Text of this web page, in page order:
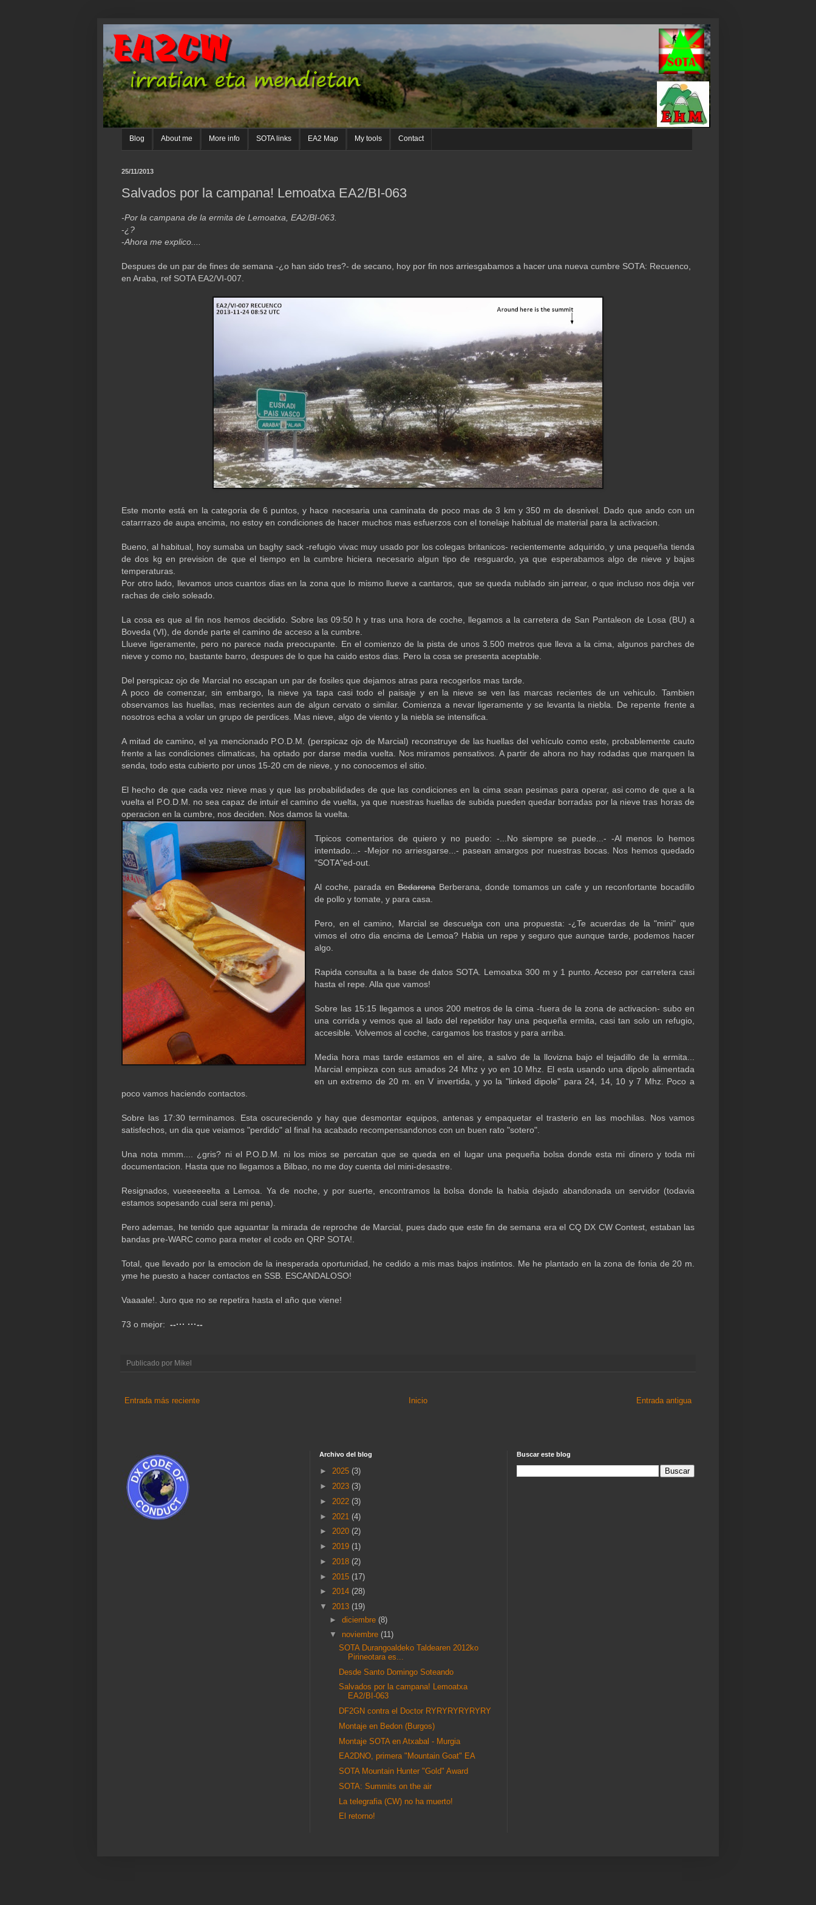
Blog About me More info SOTA links EA2 Map My tools Contact
25/11/2013
Salvados por la campana! Lemoatxa EA2/BI-063
-Por la campana de la ermita de Lemoatxa, EA2/BI-063.
-¿?
-Ahora me explico....
Despues de un par de fines de semana -¿o han sido tres?- de secano, hoy por fin nos arriesgabamos a hacer una nueva cumbre SOTA: Recuenco,
en Araba, ref SOTA EA2/VI-007.
Este monte está en la categoria de 6 puntos, y hace necesaria una caminata de poco mas de 3 km y 350 m de desnivel. Dado que ando con un
catarrrazo de aupa encima, no estoy en condiciones de hacer muchos mas esfuerzos con el tonelaje habitual de material para la activacion.
Bueno, al habitual, hoy sumaba un baghy sack -refugio vivac muy usado por los colegas britanicos- recientemente adquirido, y una pequeña tienda
de dos kg en prevision de que el tiempo en la cumbre hiciera necesario algun tipo de resguardo, ya que esperabamos algo de nieve y bajas
temperaturas.
Por otro lado, llevamos unos cuantos dias en la zona que lo mismo llueve a cantaros, que se queda nublado sin jarrear, o que incluso nos deja ver
rachas de cielo soleado.
La cosa es que al fin nos hemos decidido. Sobre las 09:50 h y tras una hora de coche, llegamos a la carretera de San Pantaleon de Losa (BU) a
Boveda (VI), de donde parte el camino de acceso a la cumbre.
Llueve ligeramente, pero no parece nada preocupante. En el comienzo de la pista de unos 3.500 metros que lleva a la cima, algunos parches de
nieve y como no, bastante barro, despues de lo que ha caido estos dias. Pero la cosa se presenta aceptable.
Del perspicaz ojo de Marcial no escapan un par de fosiles que dejamos atras para recogerlos mas tarde.
A poco de comenzar, sin embargo, la nieve ya tapa casi todo el paisaje y en la nieve se ven las marcas recientes de un vehiculo. Tambien
observamos las huellas, mas recientes aun de algun cervato o similar. Comienza a nevar ligeramente y se levanta la niebla. De repente frente a
nosotros echa a volar un grupo de perdices. Mas nieve, algo de viento y la niebla se intensifica.
A mitad de camino, el ya mencionado P.O.D.M. (perspicaz ojo de Marcial) reconstruye de las huellas del vehículo como este, probablemente cauto
frente a las condiciones climaticas, ha optado por darse media vuelta. Nos miramos pensativos. A partir de ahora no hay rodadas que marquen la
senda, todo esta cubierto por unos 15-20 cm de nieve, y no conocemos el sitio.
El hecho de que cada vez nieve mas y que las probabilidades de que las condiciones en la cima sean pesimas para operar, asi como de que a la
vuelta el P.O.D.M. no sea capaz de intuir el camino de vuelta, ya que nuestras huellas de subida pueden quedar borradas por la nieve tras horas de
operacion en la cumbre, nos deciden. Nos damos la vuelta.
Tipicos comentarios de quiero y no puedo: -...No siempre se puede...- -Al menos lo hemos
intentado...- -Mejor no arriesgarse...- pasean amargos por nuestras bocas. Nos hemos quedado
"SOTA"ed-out.
Al coche, parada enBedaronaBerberana, donde tomamos un cafe y un reconfortante bocadillo
de pollo y tomate, y para casa.
Pero, en el camino, Marcial se descuelga con una propuesta: -¿Te acuerdas de la "mini" que
vimos el otro dia encima de Lemoa? Habia un repe y seguro que aunque tarde, podemos hacer
algo.
Rapida consulta a la base de datos SOTA. Lemoatxa 300 m y 1 punto. Acceso por carretera casi
hasta el repe. Alla que vamos!
Sobre las 15:15 llegamos a unos 200 metros de la cima -fuera de la zona de activacion- subo en
una corrida y vemos que al lado del repetidor hay una pequeña ermita, casi tan solo un refugio,
accesible. Volvemos al coche, cargamos los trastos y para arriba.
Media hora mas tarde estamos en el aire, a salvo de la llovizna bajo el tejadillo de la ermita...
Marcial empieza con sus amados 24 Mhz y yo en 10 Mhz. El esta usando una dipolo alimentada
en un extremo de 20 m. en V invertida, y yo la "linked dipole" para 24, 14, 10 y 7 Mhz. Poco a
poco vamos haciendo contactos.
Sobre las 17:30 terminamos. Esta oscureciendo y hay que desmontar equipos, antenas y empaquetar el trasterio en las mochilas. Nos vamos
satisfechos, un dia que veiamos "perdido" al final ha acabado recompensandonos con un buen rato "sotero".
Una nota mmm.... ¿gris? ni el P.O.D.M. ni los mios se percatan que se queda en el lugar una pequeña bolsa donde esta mi dinero y toda mi
documentacion. Hasta que no llegamos a Bilbao, no me doy cuenta del mini-desastre.
Resignados, vueeeeeelta a Lemoa. Ya de noche, y por suerte, encontramos la bolsa donde la habia dejado abandonada un servidor (todavia
estamos sopesando cual sera mi pena).
Pero ademas, he tenido que aguantar la mirada de reproche de Marcial, pues dado que este fin de semana era el CQ DX CW Contest, estaban las
bandas pre-WARC como para meter el codo en QRP SOTA!.
Total, que llevado por la emocion de la inesperada oportunidad, he cedido a mis mas bajos instintos. Me he plantado en la zona de fonia de 20 m.
yme he puesto a hacer contactos en SSB. ESCANDALOSO!
Vaaaale!. Juro que no se repetira hasta el año que viene!
73 o mejor: --··· ···--
Publicado por Mikel
Entrada más reciente Entrada antigua
Inicio
Archivo del blog
► 2025 (3)
► 2023 (3)
► 2022 (3)
► 2021 (4)
► 2020 (2)
► 2019 (1)
► 2018 (2)
► 2015 (17)
► 2014 (28)
▼ 2013 (19)
► diciembre (8)
▼ noviembre (11)
SOTA Durangoaldeko Taldearen 2012ko
Pirineotara es...
Desde Santo Domingo Soteando
Salvados por la campana! Lemoatxa
EA2/BI-063
DF2GN contra el Doctor RYRYRYRYRYRY
Montaje en Bedon (Burgos)
Montaje SOTA en Atxabal - Murgia
EA2DNO, primera "Mountain Goat" EA
SOTA Mountain Hunter "Gold" Award
SOTA: Summits on the air
La telegrafia (CW) no ha muerto!
El retorno!
Buscar este blog